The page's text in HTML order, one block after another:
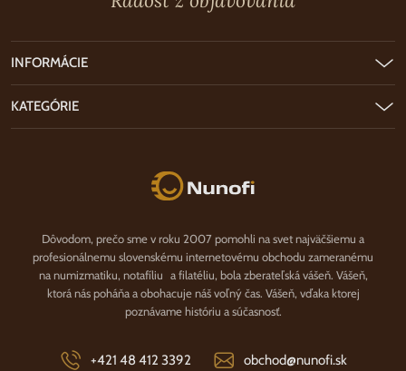
Nunofi.sk
Dôvodom, prečo sme v roku 2007 pomohli na svet najväčšiemu a
profesionálnemu slovenskému internetovému obchodu zameranému
na numizmatiku, notafíliu a filatéliu, bola zberateľská vášeň. Vášeň,
ktorá nás poháňa a obohacuje náš voľný čas. Vášeň, vďaka ktorej
poznávame históriu a súčasnosť.
+421 48 412 3392 obchod@nunofi.sk
INFORMÁCIE
KATEGÓRIE